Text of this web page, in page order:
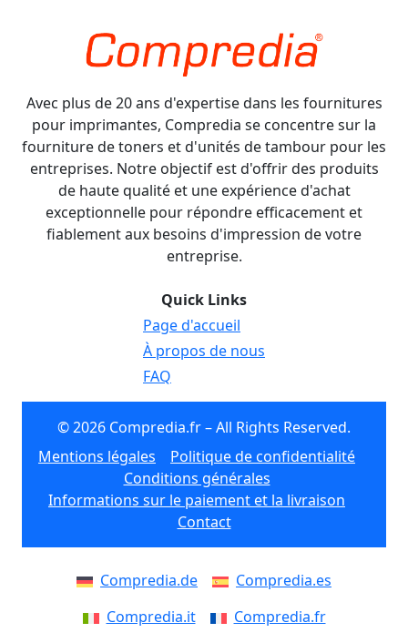
Avec plus de 20 ans d'expertise dans les fournitures
pour imprimantes, Compredia se concentre sur la
fourniture de toners et d'unités de tambour pour les
entreprises. Notre objectif est d'offrir des produits
de haute qualité et une expérience d'achat
exceptionnelle pour répondre efficacement et
fiablement aux besoins d'impression de votre
entreprise.
Quick Links
Page d'accueil
À propos de nous
FAQ
© 2026 Compredia.fr – All Rights Reserved.
Mentions légales
Politique de confidentialité
Conditions générales
Informations sur le paiement et la livraison
Contact
Compredia.de
Compredia.es
Compredia.it
Compredia.fr